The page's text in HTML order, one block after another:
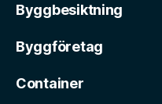
Byggbesiktning
Byggföretag
Container